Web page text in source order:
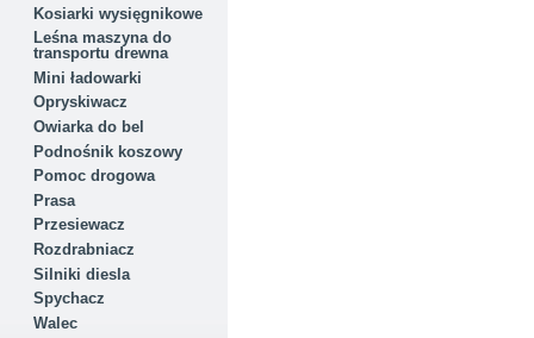
Kosiarki wysięgnikowe
Leśna maszyna do
transportu drewna
Mini ładowarki
Opryskiwacz
Owiarka do bel
Podnośnik koszowy
Pomoc drogowa
Prasa
Przesiewacz
Rozdrabniacz
Silniki diesla
Spychacz
Walec